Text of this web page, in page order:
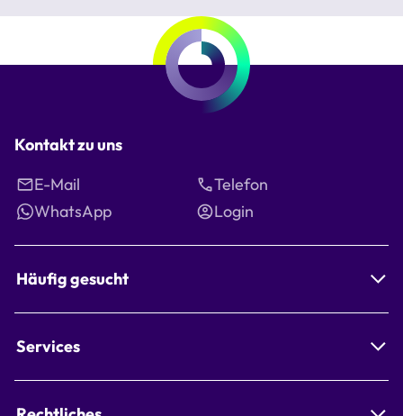
Kontakt zu uns
E-Mail
Telefon
WhatsApp
Login
Häufig gesucht
Services